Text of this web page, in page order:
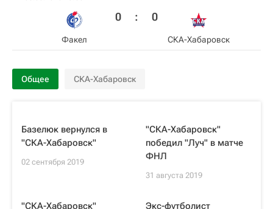
Факел
0 : 0
СКА-Хабаровск
Общее СКА-Хабаровск
Базелюк вернулся в
"СКА-Хабаровск"
02 сентября 2019
"СКА-Хабаровск"
победил "Луч" в матче
ФНЛ
31 августа 2019
"СКА-Хабаровск"
Экс-футболист